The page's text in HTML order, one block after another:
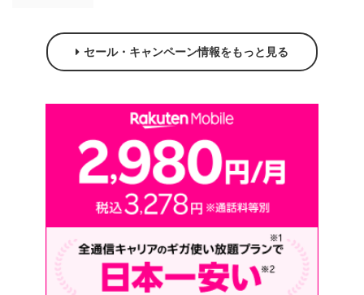
セール・キャンペーン情報をもっと見る